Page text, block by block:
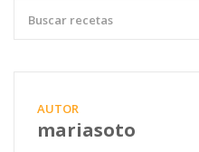
AUTOR
mariasoto